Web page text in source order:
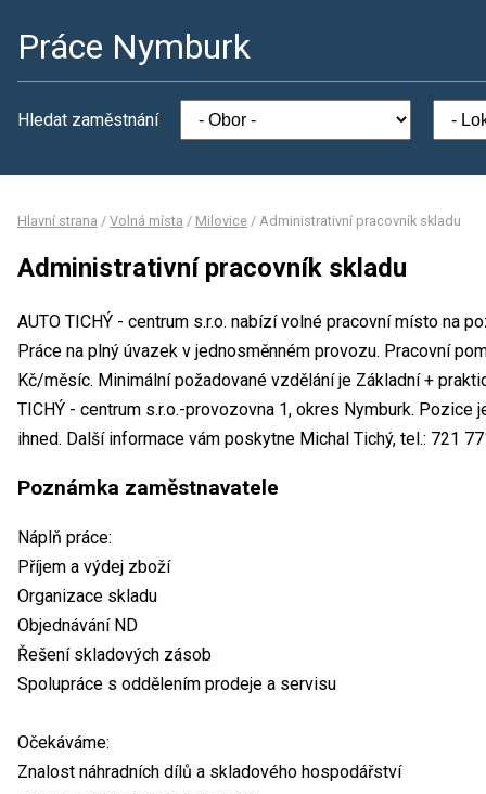
Práce Nymburk
Hledat zaměstnání
Hlavní strana / Volná místa / Milovice / Administrativní pracovník skladu
Administrativní pracovník skladu
AUTO TICHÝ - centrum s.r.o. nabízí volné pracovní místo na
Práce na plný úvazek v jednosměnném provozu. Pracovní
Kč/měsíc. Minimální požadované vzdělání je Základní +
TICHÝ - centrum s.r.o.-provozovna 1, okres Nymburk. Pozice
ihned. Další informace vám poskytne Michal Tichý, tel.: 721
Poznámka zaměstnavatele
Náplň práce:
Příjem a výdej zboží
Organizace skladu
Objednávání ND
Řešení skladových zásob
Spolupráce s oddělením prodeje a servisu
Očekáváme:
Znalost náhradních dílů a skladového hospodářství